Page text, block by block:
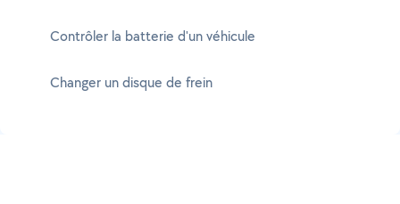
Contrôler la batterie d'un véhicule
Changer un disque de frein